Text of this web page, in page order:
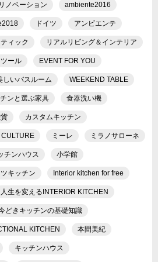
ノベーション ambiente2016
ドイツ アンビエンテ
ィック リアルリビング＆インテリア
ール EVENT FOR YOU
しいバスルーム WEEKEND TABLE
ンと選ぶ家具 食器洗い機
カスタムキッチン
CULTURE ミーレ ミラノサローネ
チンハウス 小学館
ツキッチン Interior kitchen for free
人生を変えるINTERIOR KITCHEN
どきキッチンの基礎知識
KITCHEN 本間美紀
キッチンハウス